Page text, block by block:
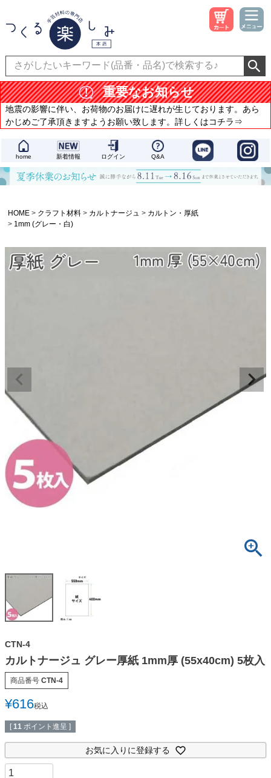
重要なお知らせ
地震の影響に伴い、お荷物のお届けに遅れが生じております。あら
かじめご了承頂きますようお願い致します。詳しくはコチラ⇒
home 新着情報 ログイン Q&A
HOME クラフト材料 カルトナージュ
カルトン・厚紙
1mm (グレー・白)
CTN-4
カルトナージュ グレー厚紙 1mm厚 (55x40cm) 5枚入
商品番号 CTN-4
¥616税込
[ 11 ポイント進呈 ]
お気に入りに登録する